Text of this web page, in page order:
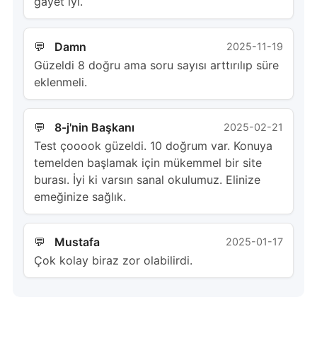
Damn 2025-11-19
Güzeldi 8 doğru ama soru sayısı arttırılıp süre
eklenmeli.
8-j'nin Başkanı 2025-02-21
Test çooook güzeldi. 10 doğrum var. Konuya
temelden başlamak için mükemmel bir site
burası. İyi ki varsın sanal okulumuz. Elinize
emeğinize sağlık.
Mustafa 2025-01-17
Çok kolay biraz zor olabilirdi.